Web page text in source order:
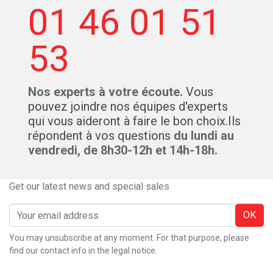
01 46 01 51
53
Nos experts à votre écoute. Vous
pouvez joindre nos équipes d'experts
qui vous aideront à faire le bon choix.Ils
répondent à vos questions du lundi au
vendredi, de 8h30-12h et 14h-18h.
Get our latest news and special sales
OK
You may unsubscribe at any moment. For that purpose, please
find our contact info in the legal notice.